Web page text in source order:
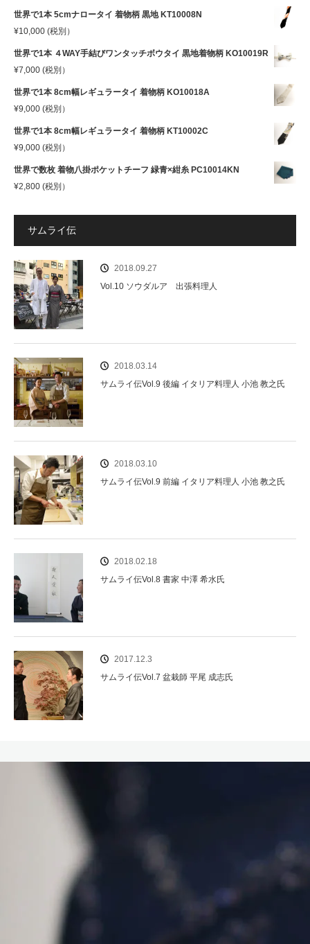
世界で1本 5cmナロータイ 着物柄 黒地 KT10008N
¥10,000 (税別）
世界で1本 ４WAY手結びワンタッチボウタイ 黒地着物柄 KO10019R
¥7,000 (税別）
世界で1本 8cm幅レギュラータイ 着物柄 KO10018A
¥9,000 (税別）
世界で1本 8cm幅レギュラータイ 着物柄 KT10002C
¥9,000 (税別）
世界で数枚 着物八掛ポケットチーフ 緑青×紺糸 PC10014KN
¥2,800 (税別）
サムライ伝
2018.09.27
Vol.10 ソウダルア 出張料理人
2018.03.14
サムライ伝Vol.9 後編 イタリア料理人 小池 教之氏
2018.03.10
サムライ伝Vol.9 前編 イタリア料理人 小池 教之氏
2018.02.18
サムライ伝Vol.8 書家 中澤 希水氏
2017.12.3
サムライ伝Vol.7 盆栽師 平尾 成志氏